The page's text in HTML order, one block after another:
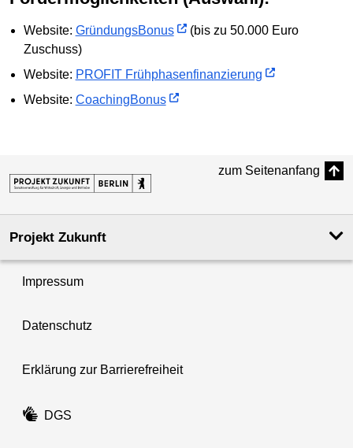
Website: GründungsBonus
(bis zu 50.000 Euro
Zuschuss)
Website: PROFIT Frühphasenfinanzierung
Website: CoachingBonus
zum Seitenanfang
Projekt Zukunft
Impressum
Datenschutz
Erklärung zur Barrierefreiheit
DGS